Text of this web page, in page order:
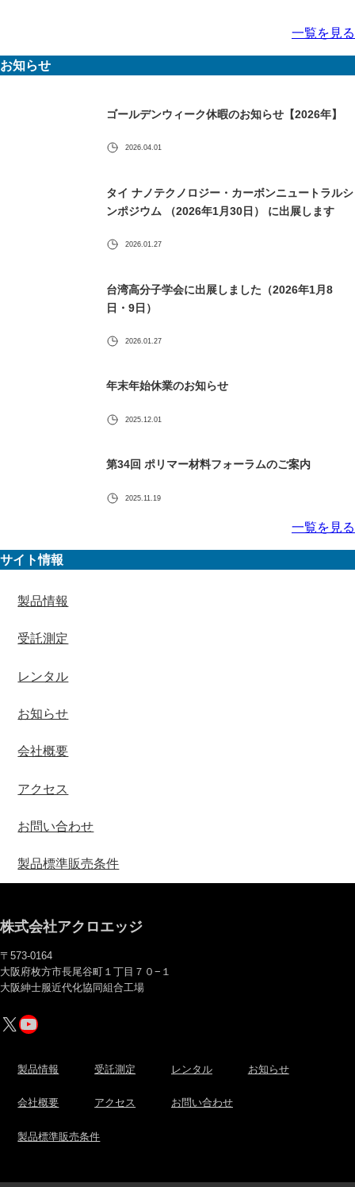
一覧を見る
お知らせ
ゴールデンウィーク休暇のお知らせ【2026年】
2026.04.01
タイ ナノテクノロジー・カーボンニュートラルシ
ンポジウム （2026年1月30日） に出展します
2026.01.27
台湾高分子学会に出展しました（2026年1月8
日・9日）
2026.01.27
年末年始休業のお知らせ
2025.12.01
第34回 ポリマー材料フォーラムのご案内
2025.11.19
一覧を見る
サイト情報
製品情報
受託測定
レンタル
お知らせ
会社概要
アクセス
お問い合わせ
製品標準販売条件
株式会社アクロエッジ
〒573-0164
大阪府枚方市長尾谷町１丁目７０−１
大阪紳士服近代化協同組合工場
X YouTube
製品情報 受託測定 レンタル お知らせ
会社概要 アクセス お問い合わせ
製品標準販売条件